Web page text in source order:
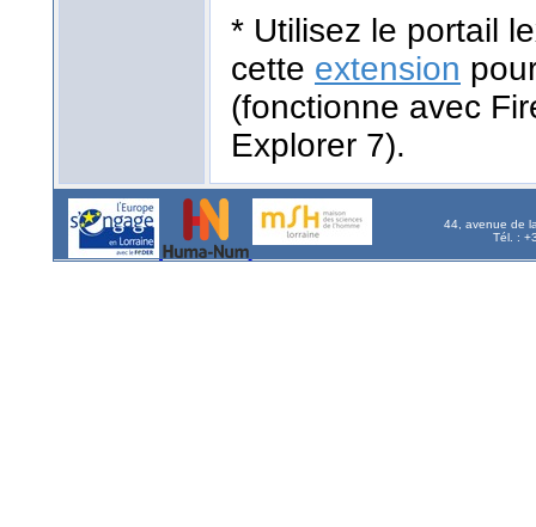
* Utilisez le portail
cette extension
(fonctionne avec
Explorer 7).
44, avenue de
Tél. :